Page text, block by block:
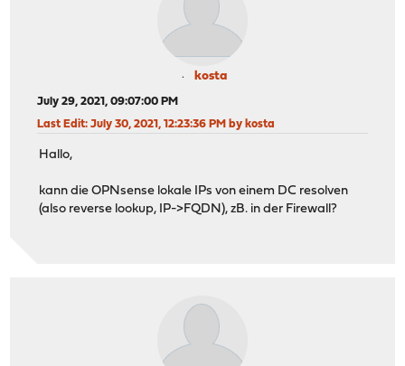
kosta
July 29, 2021, 09:07:00 PM
Last Edit: July 30, 2021, 12:23:36 PM by kosta
Hallo,
kann die OPNsense lokale IPs von einem DC resolven
(also reverse lookup, IP->FQDN), zB. in der Firewall?